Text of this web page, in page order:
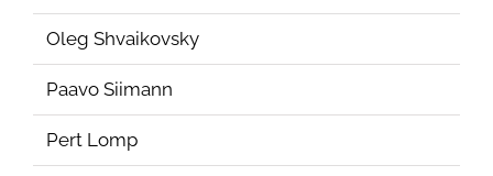
Oleg Shvaikovsky
Paavo Siimann
Pert Lomp